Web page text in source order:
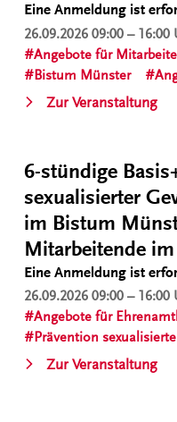
im
Eine Anmeldung ist
26.09.202609:00 – 16:00
Angebote für
Bistum Münster
Zur Veranstaltung
zur
im
6-stündige
sexualisierter
im Bistum
Mitarbeitende
Eine Anmeldung ist
26.09.202609:00 – 16:00
Angebote für
Prävention
Zur Veranstaltung
.